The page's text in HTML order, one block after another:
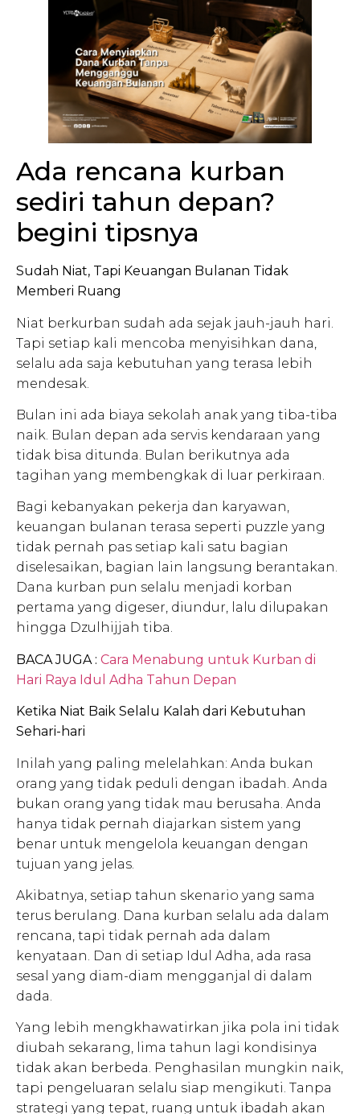
Ada rencana kurban
sediri tahun depan?
begini tipsnya
Sudah Niat, Tapi Keuangan Bulanan Tidak
Memberi Ruang
Niat berkurban sudah ada sejak jauh-jauh hari.
Tapi setiap kali mencoba menyisihkan dana,
selalu ada saja kebutuhan yang terasa lebih
mendesak.
Bulan ini ada biaya sekolah anak yang tiba-tiba
naik. Bulan depan ada servis kendaraan yang
tidak bisa ditunda. Bulan berikutnya ada
tagihan yang membengkak di luar perkiraan.
Bagi kebanyakan pekerja dan karyawan,
keuangan bulanan terasa seperti puzzle yang
tidak pernah pas setiap kali satu bagian
diselesaikan, bagian lain langsung berantakan.
Dana kurban pun selalu menjadi korban
pertama yang digeser, diundur, lalu dilupakan
hingga Dzulhijjah tiba.
BACA JUGA : Cara Menabung untuk Kurban di
Hari Raya Idul Adha Tahun Depan
Ketika Niat Baik Selalu Kalah dari Kebutuhan
Sehari-hari
Inilah yang paling melelahkan: Anda bukan
orang yang tidak peduli dengan ibadah. Anda
bukan orang yang tidak mau berusaha. Anda
hanya tidak pernah diajarkan sistem yang
benar untuk mengelola keuangan dengan
tujuan yang jelas.
Akibatnya, setiap tahun skenario yang sama
terus berulang. Dana kurban selalu ada dalam
rencana, tapi tidak pernah ada dalam
kenyataan. Dan di setiap Idul Adha, ada rasa
sesal yang diam-diam mengganjal di dalam
dada.
Yang lebih mengkhawatirkan jika pola ini tidak
diubah sekarang, lima tahun lagi kondisinya
tidak akan berbeda. Penghasilan mungkin naik,
tapi pengeluaran selalu siap mengikuti. Tanpa
strategi yang tepat, ruang untuk ibadah akan